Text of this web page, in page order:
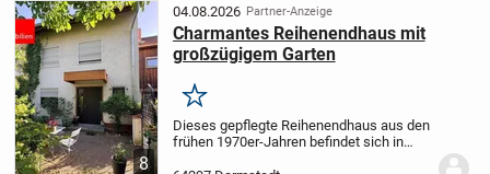
8
04.08.2026 Partner-Anzeige
Charmantes Reihenendhaus mit
großzügigem Garten
Merken
Dieses gepflegte Reihenendhaus aus den
frühen 1970er-Jahren befindet sich in